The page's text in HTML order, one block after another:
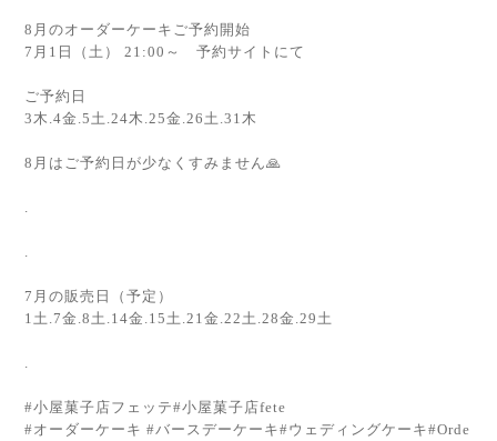
8月のオーダーケーキご予約開始
7月1日（土） 21:00～ 予約サイトにて
ご予約日
3木.4金.5土.24木.25金.26土.31木
8月はご予約日が少なくすみません🙏
.
.
7月の販売日（予定）
1土.7金.8土.14金.15土.21金.22土.28金.29土
.
#小屋菓子店フェッテ#小屋菓子店fete
#オーダーケーキ #バースデーケーキ#ウェディングケーキ#Orde